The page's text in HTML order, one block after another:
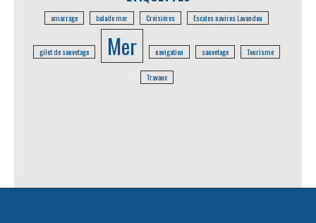
amarrage balade mer Croisières Escales navires Lavandou
gilet de sauvetage Mer navigation sauvetage Tourisme
Travaux